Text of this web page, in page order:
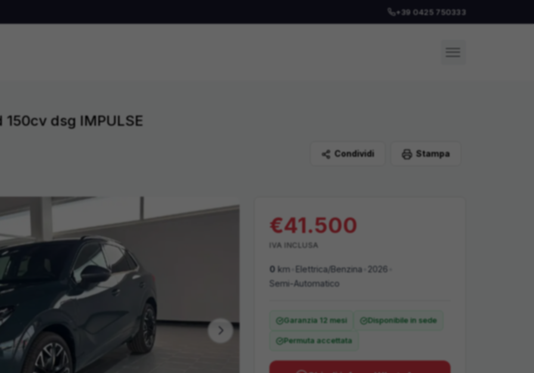
+39 0425 750333
dsg IMPULSE
Condividi Stampa
€41.500
IVA INCLUSA
0 km Elettrica/Benzina 2026
Semi-Automatico
Garanzia 12 mesi Disponibile in sede
Permuta accettata